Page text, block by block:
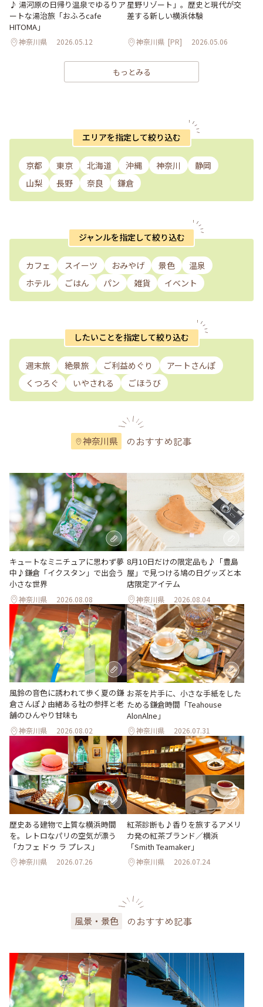
♪ 湯河原の日帰り温泉でゆるりア
ートな湯治旅「おふろcafe
HITOMA」
神奈川県 2026.05.12
星野リゾート」。歴史と現代が交
差する新しい横浜体験
神奈川県 [PR] 2026.05.06
もっとみる
エリアを指定して絞り込む
京都 東京 北海道 沖縄 神奈川
静岡
山梨
長野 奈良 鎌倉
ジャンルを指定して絞り込む
カフェ スイーツ おみやげ 景色
温泉
ホテル
ごはん パン 雑貨 イベント
したいことを指定して絞り込む
週末旅 絶景旅 ご利益めぐり
アートさんぽ
くつろぐ
いやされる ごほうび
神奈川県 のおすすめ記事
キュートなミニチュアに思わず夢
中♪鎌倉「イクスタン」で出会う
小さな世界
神奈川県 2026.08.08
8月10日だけの限定品も♪「豊島
屋」で見つける鳩の日グッズと本
店限定アイテム
神奈川県 2026.08.04
風鈴の音色に誘われて歩く夏の鎌
倉さんぽ♪由緒ある社の参拝と老
舗のひんやり甘味も
神奈川県 2026.08.02
お茶を片手に、小さな手紙をした
ためる鎌倉時間「Teahouse
AlonAlne」
神奈川県 2026.07.31
歴史ある建物で上質な横浜時間
を。レトロなパリの空気が漂う
「カフェ ドゥ ラ プレス」
神奈川県 2026.07.26
紅茶診断も♪香りを旅するアメリ
カ発の紅茶ブランド／横浜
「Smith Teamaker」
神奈川県 2026.07.24
風景・景色 のおすすめ記事